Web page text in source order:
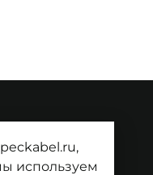
используем